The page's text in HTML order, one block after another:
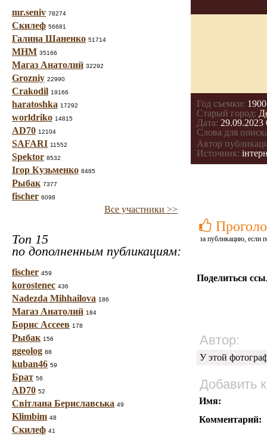
mr.seniv 78274
Скилеф 56681
Галина Шаненко 51714
МНМ 35166
Магаз Анатолий 32292
Grozniy 22990
Crakodil 19166
haratoshka 17292
worldriko 14815
AD70 12104
SAFARI 11552
Spektor 8532
Ігор Кузьменко 8485
Рыбак 7377
fischer 6098
Все участники >>
Топ 15
по дополненным публикациям:
fischer 459
korostenec 436
Nadezda Mihhailova 186
Магаз Анатолий 184
Борис Ассеев 178
Рыбак 156
ggeolog 88
kuban46 59
Брат 56
AD70 52
Світлана Бериславська 49
Klimbim 48
Скилеф 41
Год съемки:
Старый город:
Дата: 29.09.2023
Слова для
Автор
Источник:
за публикацию, если
Поделиться
Автор:
У этой
Добавить
Имя:
Комментарий: